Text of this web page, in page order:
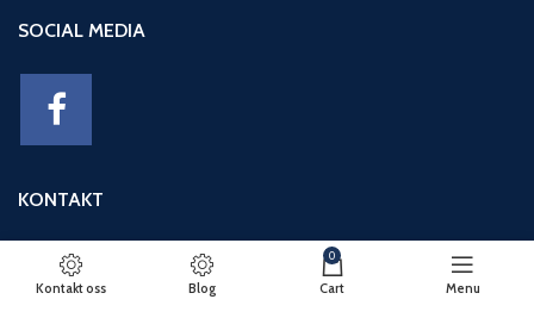
SOCIAL MEDIA
KONTAKT
Adresse: Eikeviken 49, 5043 BERGEN
Telefon: 95 12 52 30
E-post: basseng@eikeviks.no
Kontakt oss Blog
0
Cart Menu